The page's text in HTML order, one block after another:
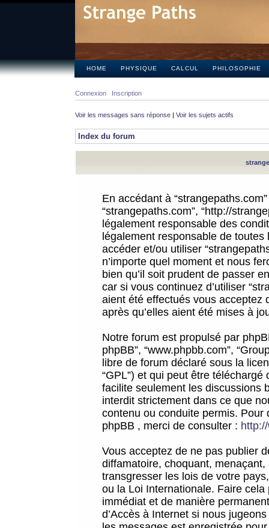
HOME PHYSIQUE CALCUL PHILOSOPHIE
Connexion Inscription
Voir les messages sans réponse | Voir les sujets actifs
Index du forum
En accédant à
“strangepaths.com”, “http://
légalement responsable des
légalement responsable de
accéder et/ou utiliser
n’importe quel moment et nous
bien qu’il soit prudent de passer
car si vous continuez d’utiliser
aient été effectués vous acceptez
après qu’elles aient été mises à
Notre forum est propulsé par
phpBB”, “www.phpbb.com”,
libre de forum déclaré sous la
“GPL”) et qui peut être téléchargé
facilite seulement les discussions
interdit strictement dans ce que
contenu ou conduite permis.
phpBB , merci de consulter :
Vous acceptez de ne pas publier
diffamatoire, choquant,
transgresser les lois de votre
ou la Loi Internationale. Faire
immédiat et de manière
d’Accès à Internet si nous